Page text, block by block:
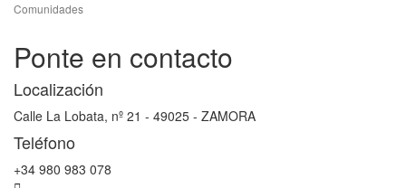
Comunidades
Ponte en contacto
Localización
Calle La Lobata, nº 21 - 49025 - ZAMORA
Teléfono
+34 980 983 078